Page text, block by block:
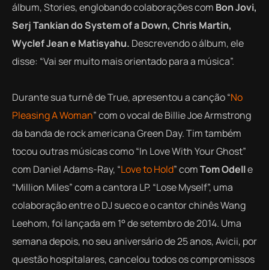
álbum,Stories, englobando colaborações com Bon Jovi,
Serj Tankian do System of a Down, Chris Martin,
Wyclef Jean e Matisyahu. Descrevendo o álbum, ele
disse: “Vai ser muito mais orientado para a música”.
Durante sua turnê deTrue, apresentou a canção “No
Pleasing A Woman” com o vocal de Billie Joe Armstrong
da banda de rock americana Green Day. Tim também
tocou outras músicas como “In Love With Your Ghost”
com Daniel Adams-Ray, “Love to Hold” comTom Odelle
“Million Miles” com a cantora LP. “Lose Myself”, uma
colaboração entre o DJ sueco e o cantor chinês Wang
Leehom, foi lançada em 1° de setembro de 2014. Uma
semana depois, no seu aniversário de 25 anos, Avicii, por
questão hospitalares, cancelou todos os compromissos